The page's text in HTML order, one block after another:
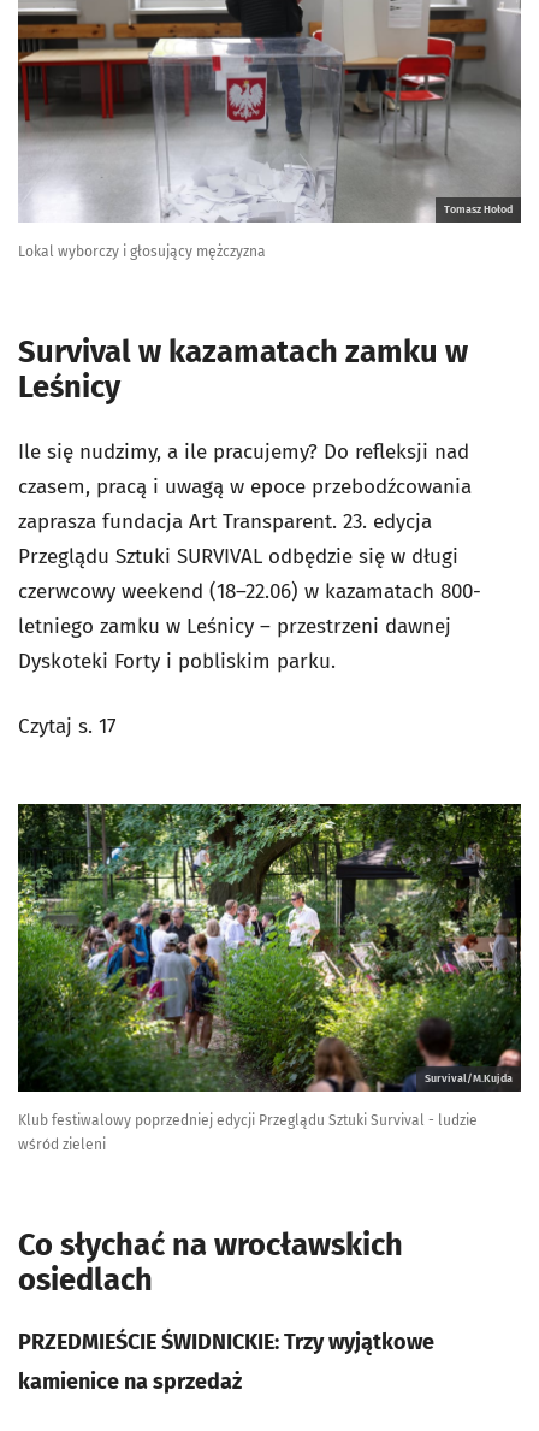
Tomasz Hołod
Lokal wyborczy i głosujący mężczyzna
Survival w kazamatach zamku w
Leśnicy
Ile się nudzimy, a ile pracujemy? Do refleksji nad
czasem, pracą i uwagą w epoce przebodźcowania
zaprasza fundacja Art Transparent. 23. edycja
Przeglądu Sztuki SURVIVAL odbędzie się w długi
czerwcowy weekend (18–22.06) w kazamatach 800-
letniego zamku w Leśnicy – przestrzeni dawnej
Dyskoteki Forty i pobliskim parku.
Czytaj s. 17
Survival/M.Kujda
Klub festiwalowy poprzedniej edycji Przeglądu Sztuki Survival - ludzie
wśród zieleni
Co słychać na wrocławskich
osiedlach
PRZEDMIEŚCIE ŚWIDNICKIE: Trzy wyjątkowe
kamienice na sprzedaż